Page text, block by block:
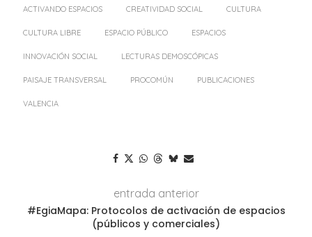
ACTIVANDO ESPACIOS CREATIVIDAD SOCIAL CULTURA
CULTURA LIBRE ESPACIO PÚBLICO ESPACIOS
INNOVACIÓN SOCIAL LECTURAS DEMOSCÓPICAS
PAISAJE TRANSVERSAL PROCOMÚN PUBLICACIONES
VALENCIA
entrada anterior
#EgiaMapa: Protocolos de activación de espacios
(públicos y comerciales)